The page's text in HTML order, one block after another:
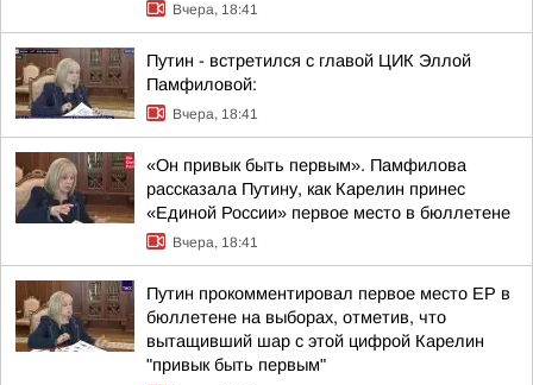
Вчера, 18:41
Путин - встретился с главой ЦИК Эллой
Памфиловой:
Вчера, 18:41
«Он привык быть первым». Памфилова
рассказала Путину, как Карелин принес
«Единой России» первое место в бюллетене
Вчера, 18:41
Путин прокомментировал первое место ЕР в
бюллетене на выборах, отметив, что
вытащивший шар с этой цифрой Карелин
"привык быть первым"